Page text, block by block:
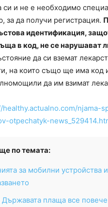
и не е необходимо
за да получи регистрация.
идентификация,
в код, не се нарушават
да си вземат
на които също ще има код
да им взимат
healthy.actualno.com/njama-
otpechatyk-
по темата:
за мобилни устройства
Държавата плаща все